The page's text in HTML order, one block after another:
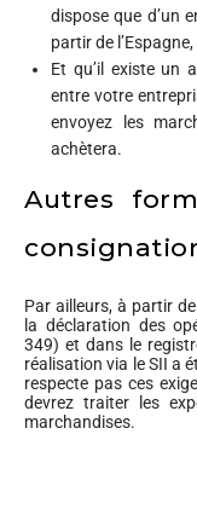
dispose que d’un
partir de
Et qu’il existe un
entre votre
envoyez les
achètera.
Autres
Par ailleurs, à partir
la déclaration des
349) et dans le
réalisation via le SII a
respecte pas ces
devrez traiter les
marchandises.